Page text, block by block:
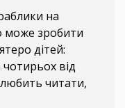
на
може зробити
дітей:
від
читати,